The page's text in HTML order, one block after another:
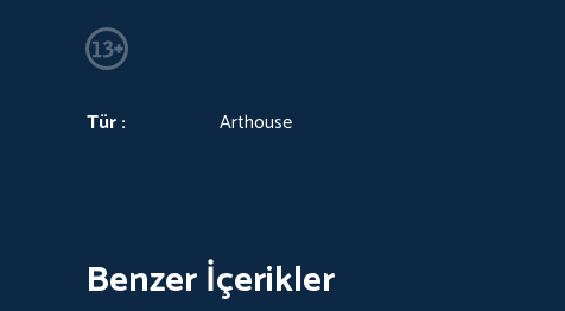
Tür : Arthouse
Benzer İçerikler